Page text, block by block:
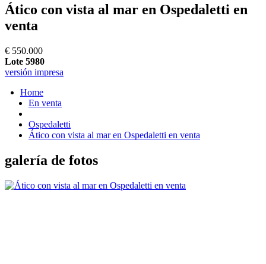
Ático con vista al mar en Ospedaletti en
venta
€ 550.000
Lote 5980
versión impresa
Home
En venta
Ospedaletti
Ático con vista al mar en Ospedaletti en venta
galería de fotos